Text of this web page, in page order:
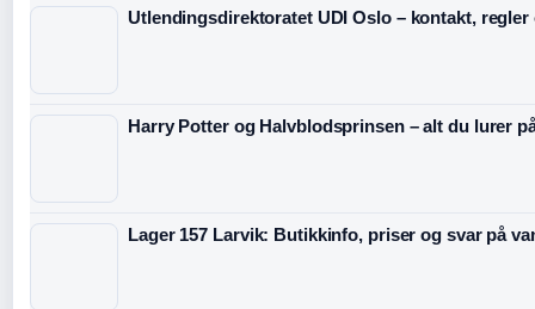
Utlendingsdirektoratet UDI Oslo – kontakt,
Harry Potter og Halvblodsprinsen – alt du lurer
Lager 157 Larvik: Butikkinfo, priser og svar på